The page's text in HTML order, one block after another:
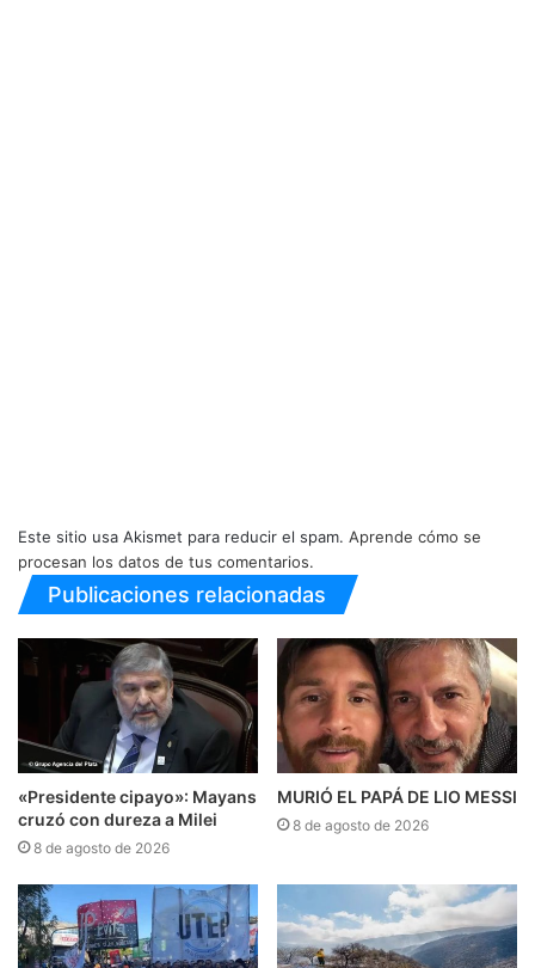
Este sitio usa Akismet para reducir el spam. Aprende cómo se
procesan los datos de tus comentarios.
Publicaciones relacionadas
«Presidente cipayo»: Mayans
cruzó con dureza a Milei
8 de agosto de 2026
MURIÓ EL PAPÁ DE LIO MESSI
8 de agosto de 2026